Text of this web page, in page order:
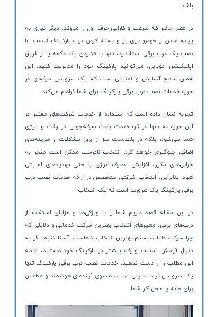
باشد.
در عصر حاضر که سرعت و کارایی حرف اول را می‌زند، دیگر نیازی به
پیاده شدن از خودرو برای باز و بسته کردن درب پارکینگ نیست. با
نصب یک درب برقی استاندارد، تنها با فشردن یک دکمه یا از طریق
اپلیکیشن موبایل، می‌توانید پارکینگ خود را مدیریت کنید. این
همان سطح آسایش و امنیتی است که یک سرویس حرفه‌ای در
حوزه خدمات نصب درب برقی پارکینگ برای شما فراهم می‌کند.
تجربه نشان داده است که استفاده از خدمات شرکت‌های معتبر در
این حوزه نه تنها در کوتاه‌مدت باعث صرفه‌جویی در وقت و انرژی
شما می‌شود، بلکه در بلندمدت نیز از بروز مشکلات و هزینه‌های
اضافی جلوگیری خواهد کرد. انتخاب نادرست ممکن است منجر به
خرابی‌های مکرر، افزایش مصرف انرژی یا حتی تهدیدهای امنیتی
شود. بنابراین، انتخاب شرکتی متخصص در ارائه خدمات نصب درب
برقی پارکینگ یک ضرورت است نه یک انتخاب.
در این مقاله قصد داریم شما را با ویژگی‌ها و مزایای استفاده از
درب‌های برقی، معیارهای انتخاب بهترین شرکت خدماتی و دلایلی که
چرا شرکت دلتا سیستم بهترین انتخاب شماست، آشنا کنیم. اگر به
دنبال آرامش، امنیت و رفاه بیشتر در پارکینگ خود هستید، ادامه
این مطلب را از دست ندهید. خدمات نصب درب برقی پارکینگ تنها
یک سرویس نیست؛ پلی است به سوی آینده‌ای هوشمند و مطمئن
برای خانه یا محل کار شما.